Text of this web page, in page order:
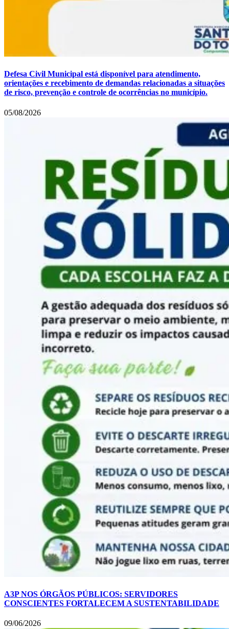
Defesa Civil Municipal está disponível para atendimento,
orientações e recebimento de demandas relacionadas a situações
de risco, prevenção e controle de ocorrências no município.
05/08/2026
A3P NOS ÓRGÃOS PÚBLICOS: SERVIDORES
CONSCIENTES FORTALECEM A SUSTENTABILIDADE
09/06/2026